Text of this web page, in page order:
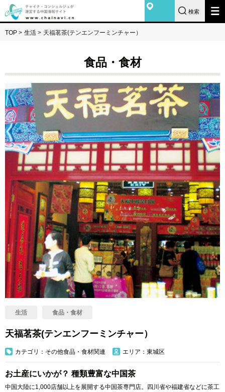
検索
TOP > 生活 > 天福茗茶(テンエンフーミンチャー）
食品・食材
生活 食品・食材
天福茗茶(テンエンフーミンチャー）
カテゴリ：その他食品・食材関連 エリア：東城区
お土産にいかが？ 種類豊富な中国茶
中国大陸に1,000店舗以上を展開する中国茶専門店。四川省や福建省などに茶工